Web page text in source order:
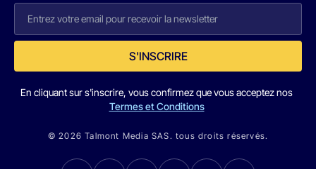
S'INSCRIRE
En cliquant sur s'inscrire, vous confirmez que vous acceptez nos
Termes et Conditions
© 2026 Talmont Media SAS. tous droits réservés.